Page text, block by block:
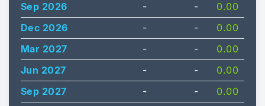
Sep 2026 - -
0.00
Dec 2026
- -
0.00
Mar 2027
- -
0.00
Jun 2027
- -
0.00
Sep 2027
- -
0.00